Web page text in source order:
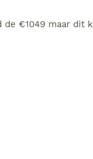
€1049 maar dit